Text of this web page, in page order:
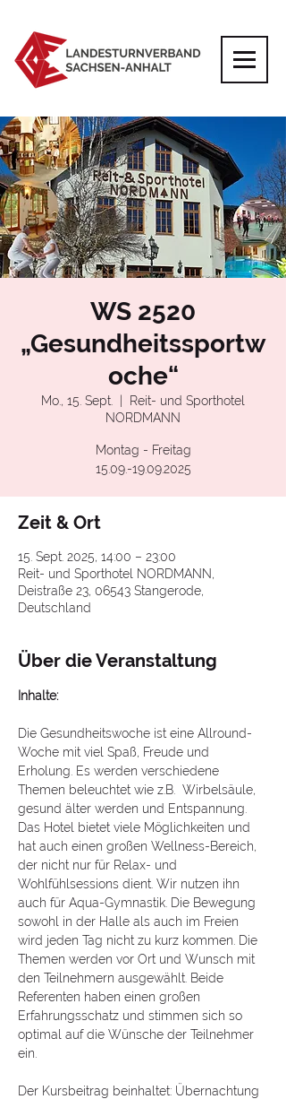
WS 2520
„Gesundheitssportw
oche“
Mo., 15. Sept.
Reit- und Sporthotel
NORDMANN
Montag - Freitag
15.09.-19.09.2025
Zeit & Ort
15. Sept. 2025, 14:00 – 23:00
Reit- und Sporthotel NORDMANN,
Deistraße 23, 06543 Stangerode,
Deutschland
Über die Veranstaltung
Inhalte:
Die Gesundheitswoche ist eine Allround-
Woche mit viel Spaß, Freude und
Erholung. Es werden verschiedene
Themen beleuchtet wie z.B.  Wirbelsäule,
gesund älter werden und Entspannung.
Das Hotel bietet viele Möglichkeiten und
hat auch einen großen Wellness-Bereich,
der nicht nur für Relax- und
Wohlfühlsessions dient. Wir nutzen ihn
auch für Aqua-Gymnastik. Die Bewegung
sowohl in der Halle als auch im Freien
wird jeden Tag nicht zu kurz kommen. Die
Themen werden vor Ort und Wunsch mit
den Teilnehmern ausgewählt. Beide
Referenten haben einen großen
Erfahrungsschatz und stimmen sich so
optimal auf die Wünsche der Teilnehmer
ein.
Der Kursbeitrag beinhaltet: Übernachtung